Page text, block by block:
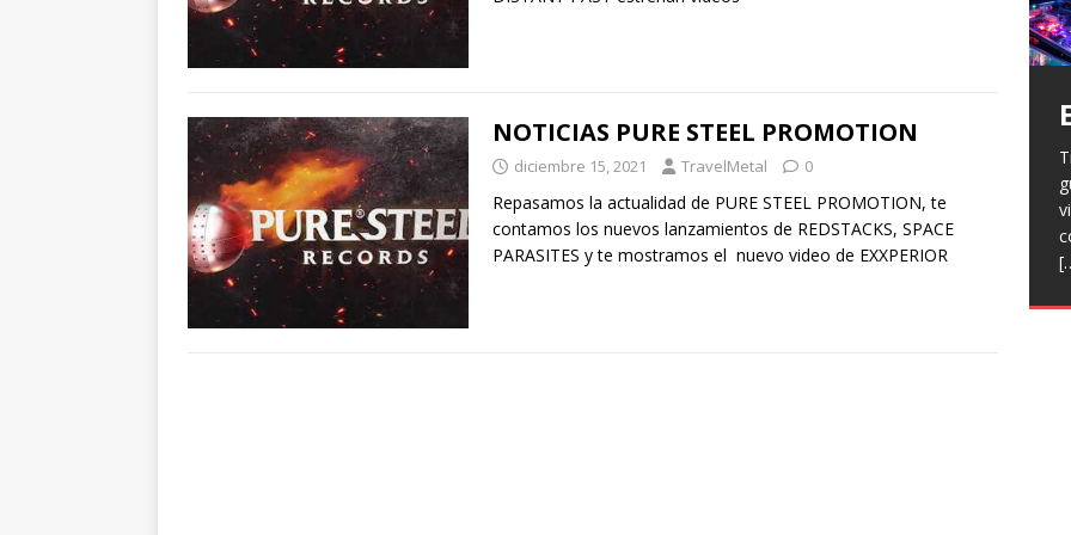
NOTICIAS PURE STEEL PROMOTION
diciembre 15, 2021 TravelMetal 0
Repasamos la actualidad de PURE STEEL PROMOTION, te
contamos los nuevos lanzamientos de REDSTACKS, SPACE
PARASITES y te mostramos el nuevo video de EXXPERIOR